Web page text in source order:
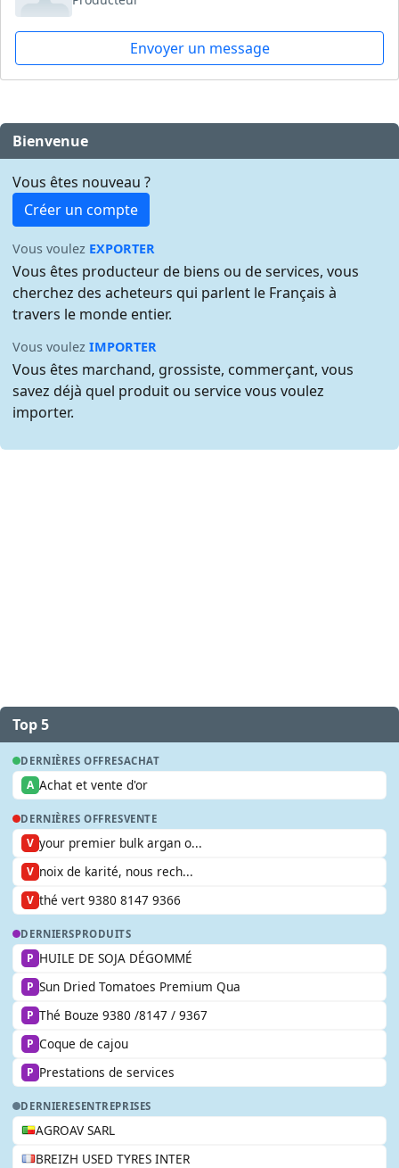
Envoyer un message
Bienvenue
Vous êtes nouveau ?
Créer un compte
Vous voulez EXPORTER
Vous êtes producteur de biens ou de services, vous
cherchez des acheteurs qui parlent le Français à
travers le monde entier.
Vous voulezIMPORTER
Vous êtes marchand, grossiste, commerçant, vous
savez déjà quel produit ou service vous voulez
importer.
Top 5
DERNIÈRES OFFRESACHAT
A Achat et vente d'or
DERNIÈRES OFFRESVENTE
V your premier bulk argan o...
V noix de karité, nous rech...
V thé vert 9380 8147 9366
DERNIERSPRODUITS
P HUILE DE SOJA DÉGOMMÉ
P Sun Dried Tomatoes Premium Qua
P Thé Bouze 9380 /8147 / 9367
P Coque de cajou
P Prestations de services
DERNIERESENTREPRISES
AGROAV SARL
BREIZH USED TYRES INTER